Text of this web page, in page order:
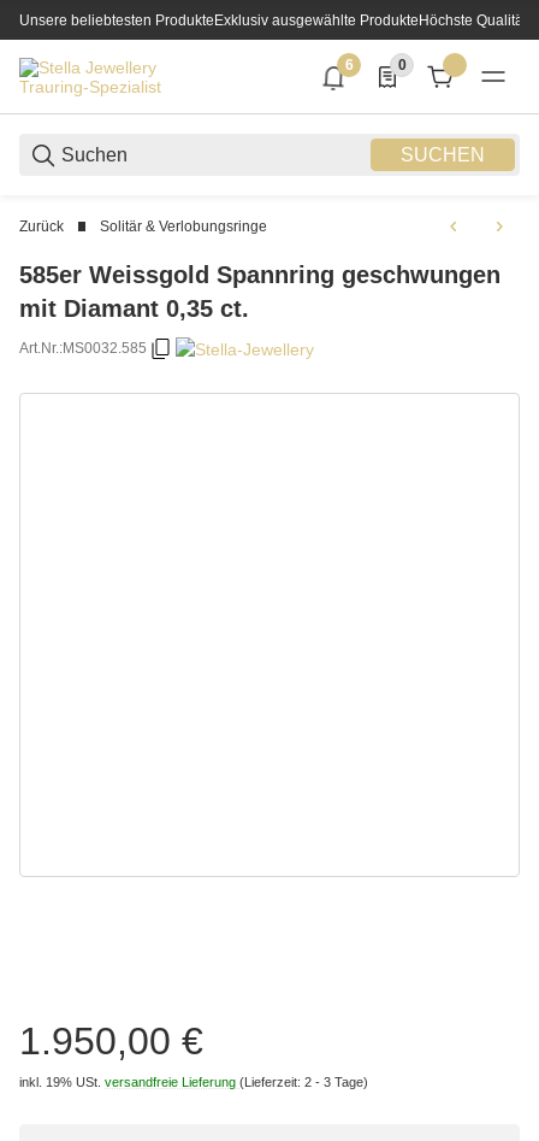
Unsere beliebtesten ProdukteExklusiv ausgewählte ProdukteHöchste Qualität
SUCHEN
6
6 neue Notifizierungen
0
0 Produkte in der
Zurück Solitär & Verlobungsringe
585er Weissgold Spannring geschwungen
mit Diamant 0,35 ct.
Art.Nr.:MS0032.585
1.950,00 €
inkl. 19% USt. versandfreie Lieferung (Lieferzeit: 2 - 3 Tage)